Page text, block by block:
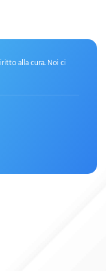
alla cura. Noi ci